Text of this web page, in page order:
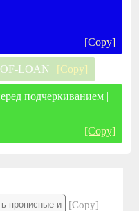
[Copy]
LOAN [Copy]
подчеркиванием |
[Copy]
[Copy]